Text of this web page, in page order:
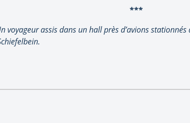
***
voyageur assis dans un hall près d’avions